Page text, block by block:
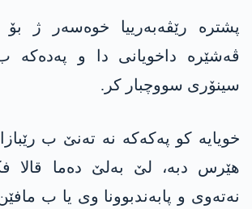
پشتره‌ رێڤه‌به‌رییا خوه‌سه‌ر ژ
ڤه‌شێره‌ داخویانی دا و په‌ده‌كه‌
سینۆری سووچبار كر.
خویایە کو په‌كه‌كه‌ نه‌ ته‌نێ ب رێبازا
هێرس دبه‌، لێ به‌لێ ده‌ما قالا
نەتەوی و پابەندبوونا وی یا ب